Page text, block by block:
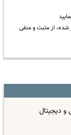
شده، از مثبت و منفی
و دیجیتال